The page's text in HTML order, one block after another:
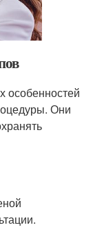
особенностей
Они